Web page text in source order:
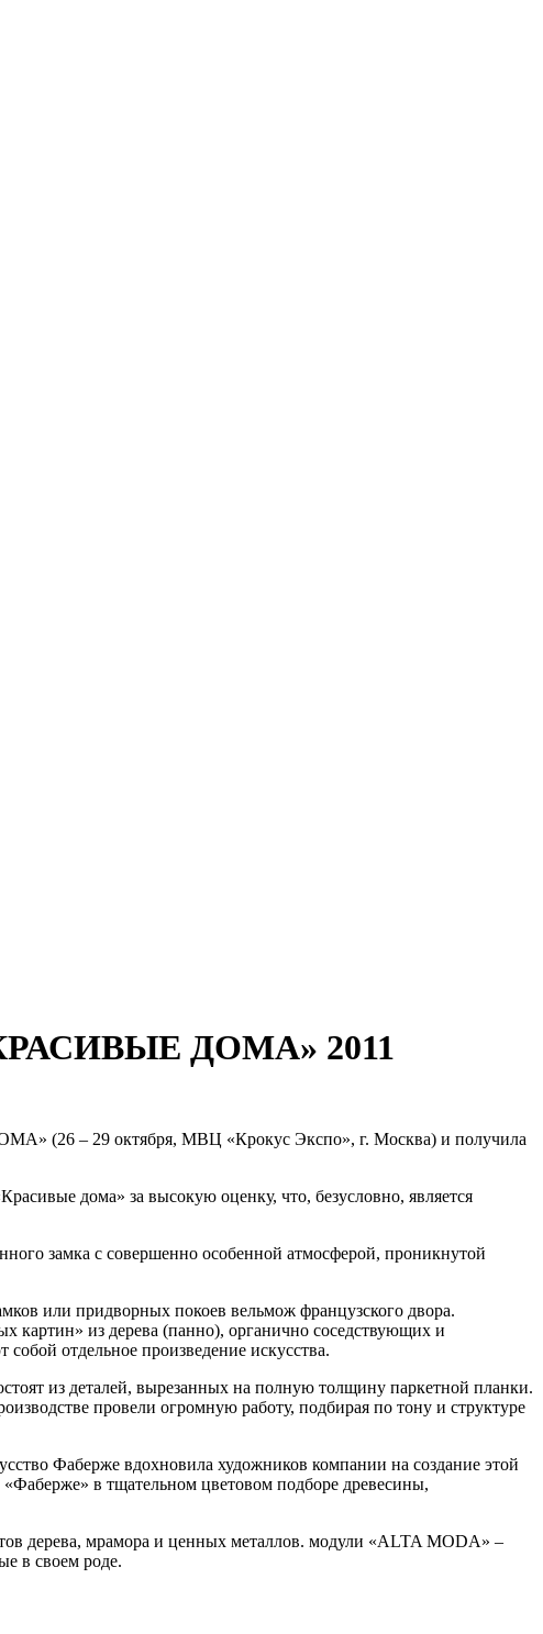
«КРАСИВЫЕ ДОМА» 2011
(26 – 29 октября, МВЦ «Крокус Экспо», г. Москва) и получила
дома» за высокую оценку, что, безусловно, является
замка с совершенно особенной атмосферой, проникнутой
или придворных покоев вельмож французского двора.
картин» из дерева (панно), органично соседствующих и
отдельное произведение искусства.
из деталей, вырезанных на полную толщину паркетной планки.
провели огромную работу, подбирая по тону и структуре
Фаберже вдохновила художников компании на создание этой
в тщательном цветовом подборе древесины,
дерева, мрамора и ценных металлов. модули «ALTA MODA» –
в своем роде.